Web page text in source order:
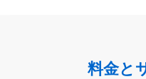
料金と